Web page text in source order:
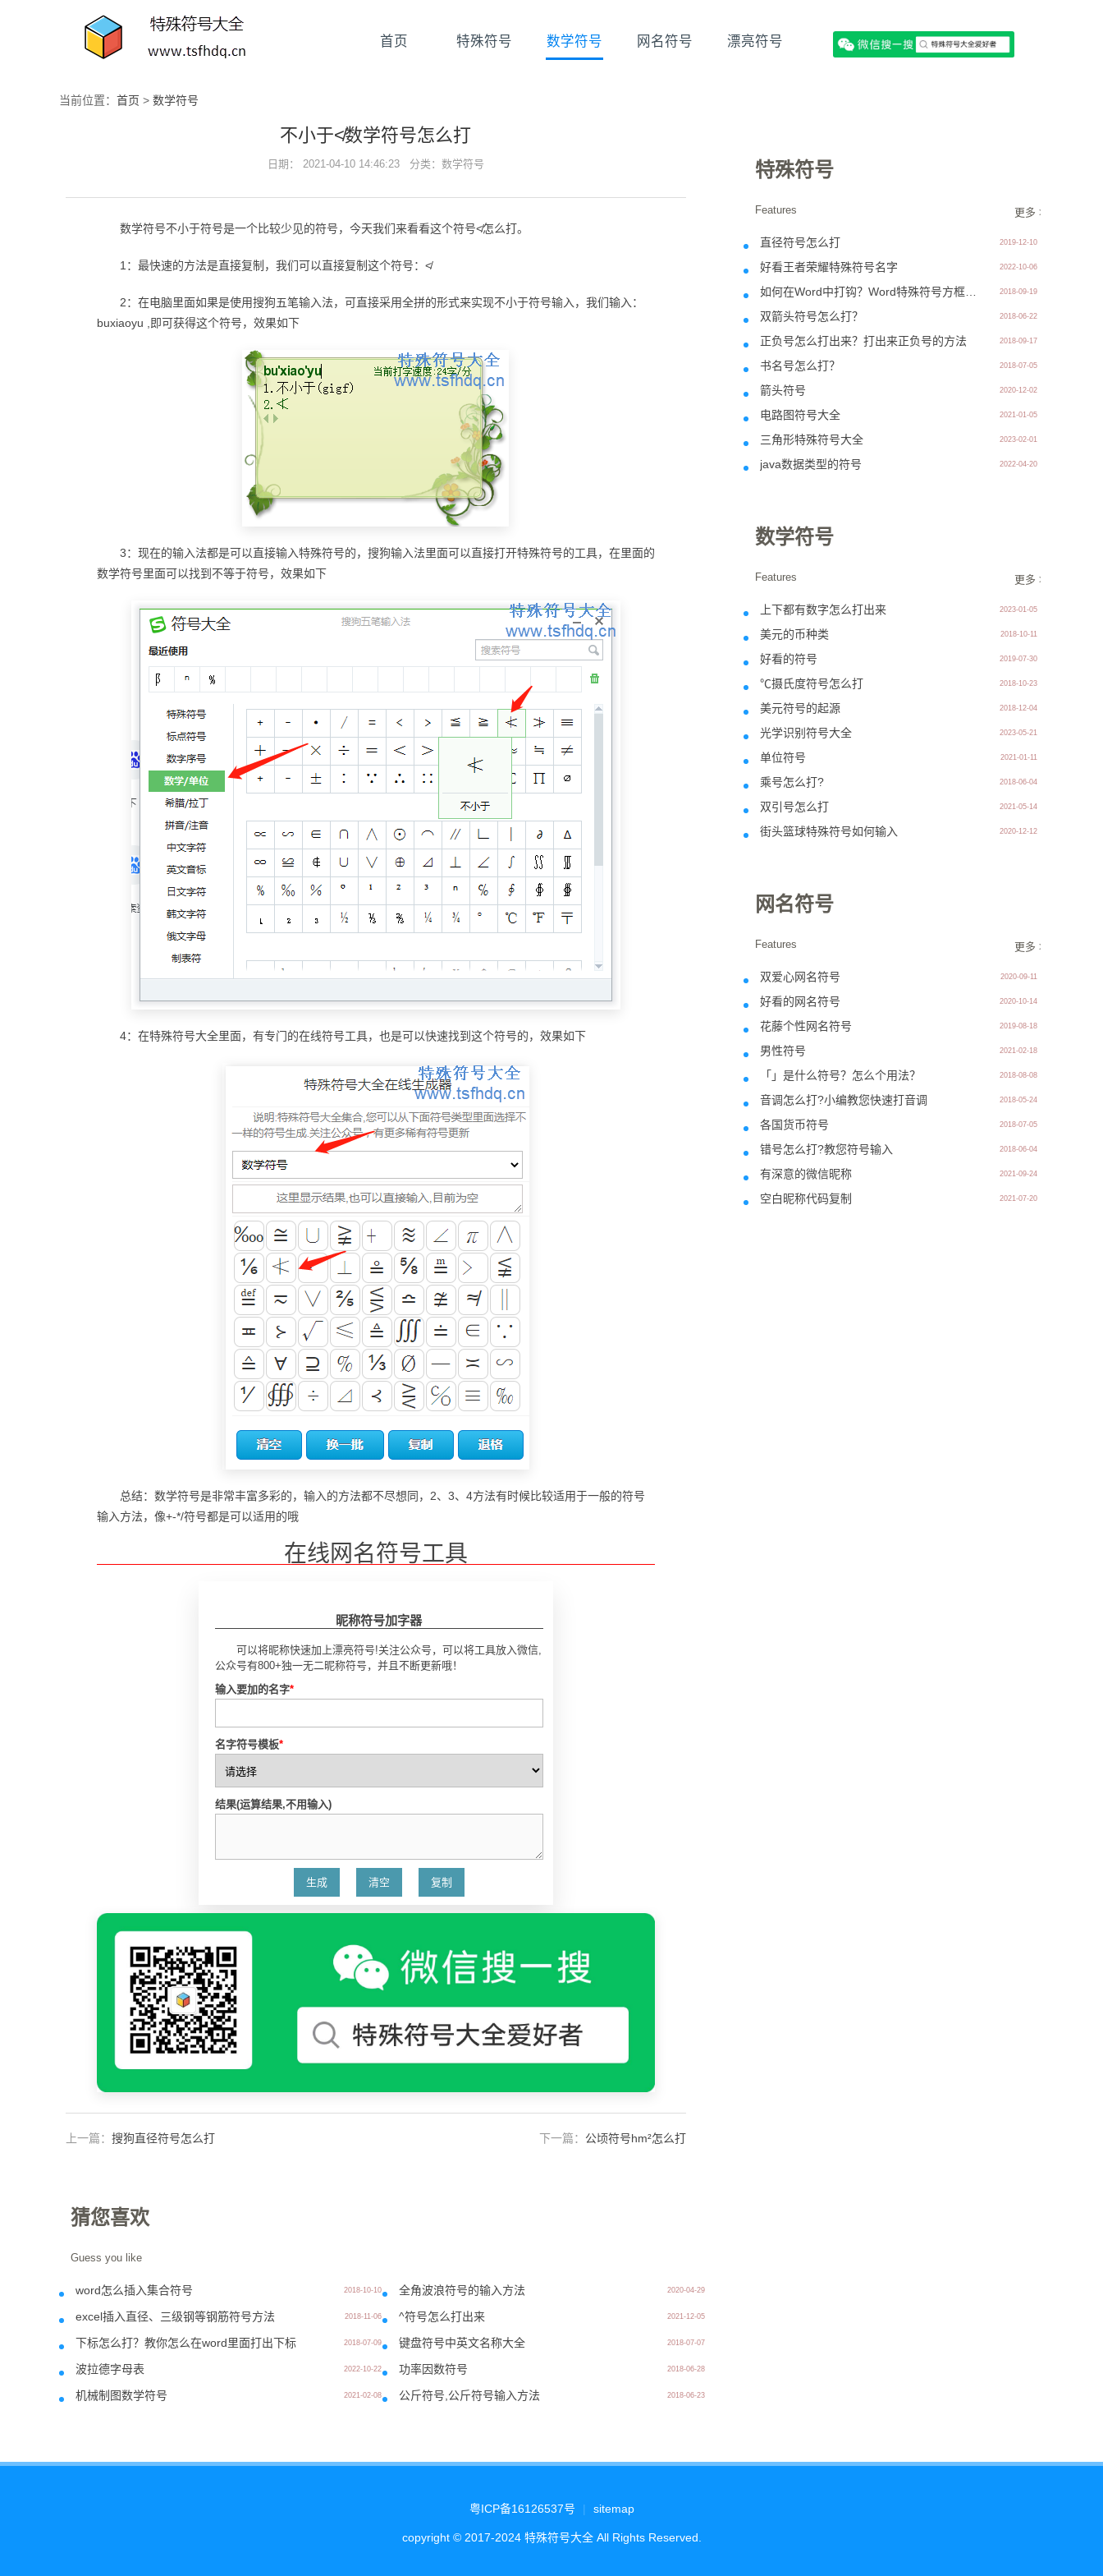
首页 特殊符号 数学符号 网名符号 漂亮符号
当前位置： 首页 > 数学符号
不小于≮数学符号怎么打
日期： 2021-04-10 14:46:23 分类： 数学符号
数学符号不小于符号是一个比较少见的符号，今天我们来看看这个符号≮怎么打。
1：最快速的方法是直接复制，我们可以直接复制这个符号：≮
2：在电脑里面如果是使用搜狗五笔输入法，可直接采用全拼的形式来实现不小于符号输入，我们输入：
buxiaoyu ,即可获得这个符号，效果如下
3：现在的输入法都是可以直接输入特殊符号的，搜狗输入法里面可以直接打开特殊符号的工具，在里面的
数学符号里面可以找到不等于符号，效果如下
4：在特殊符号大全里面，有专门的在线符号工具，也是可以快速找到这个符号的，效果如下
总结：数学符号是非常丰富多彩的，输入的方法都不尽想同，2、3、4方法有时候比较适用于一般的符号
输入方法，像+-*/符号都是可以适用的哦
在线网名符号工具
昵称符号加字器
可以将昵称快速加上漂亮符号!关注公众号，可以将工具放入微信,
公众号有800+独一无二昵称符号，并且不断更新哦！
输入要加的名字*
名字符号模板*
结果(运算结果,不用输入)
上一篇：搜狗直径符号怎么打 下一篇： 公顷符号hm²怎么打
猜您喜欢
Guess you like
word怎么插入集合符号 2018-10-10 全角波浪符号的输入方法 2020-04-29
excel插入直径、三级钢等钢筋符号方法 2018-11-06 ^符号怎么打出来 2021-12-05
下标怎么打？教你怎么在word里面打出下标 2018-07-09 键盘符号中英文名称大全 2018-07-07
波拉德字母表 2022-10-22 功率因数符号 2018-06-28
机械制图数学符号 2021-02-08 公斤符号,公斤符号输入方法 2018-06-23
特殊符号
Features 更多 >>
直径符号怎么打 2019-12-10
好看王者荣耀特殊符号名字 2022-10-06
2018-09-19
双箭头符号怎么打？ 2018-06-22
正负号怎么打出来？打出来正负号的方法 2018-09-17
书名号怎么打？ 2018-07-05
箭头符号 2020-12-02
电路图符号大全 2021-01-05
三角形特殊符号大全 2023-02-01
java数据类型的符号 2022-04-20
数学符号
Features 更多 >>
上下都有数字怎么打出来 2023-01-05
美元的币种类 2018-10-11
好看的符号 2019-07-30
℃摄氏度符号怎么打 2018-10-23
美元符号的起源 2018-12-04
光学识别符号大全 2023-05-21
单位符号 2021-01-11
乘号怎么打? 2018-06-04
双引号怎么打 2021-05-14
街头篮球特殊符号如何输入 2020-12-12
网名符号
Features 更多 >>
双爱心网名符号 2020-09-11
好看的网名符号 2020-10-14
花藤个性网名符号 2019-08-18
男性符号 2021-02-18
「」是什么符号？怎么个用法？ 2018-08-08
音调怎么打?小编教您快速打音调 2018-05-24
各国货币符号 2018-07-05
错号怎么打?教您符号输入 2018-06-04
有深意的微信昵称 2021-09-24
空白昵称代码复制 2021-07-20
粤ICP备16126537号 | sitemap
copyright © 2017-2024 特殊符号大全 All Rights Reserved.